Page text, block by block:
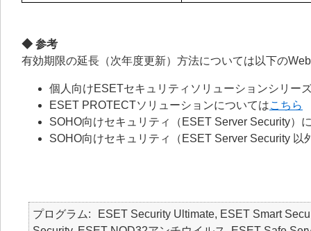
◆ 参考
有効期限の延長（次年度更新）方法については以下の
個人向けESETセキュリティソリューションシリー
ESET PROTECTソリューションについてはこちら
SOHO向けセキュリティ（ESET Server Security）
SOHO向けセキュリティ（ESET Server Security 以
プログラム
ESET Security Ultimate, ESET Smart